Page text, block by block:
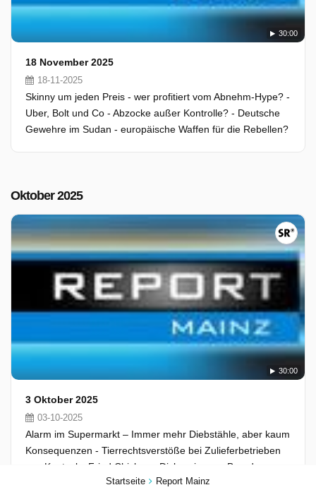
Startseite Report Mainz
30:00
18 November 2025
18-11-2025
Skinny um jeden Preis - wer profitiert vom Abnehm-Hype? -
Uber, Bolt und Co - Abzocke außer Kontrolle? - Deutsche
Gewehre im Sudan - europäische Waffen für die Rebellen?
Oktober 2025
30:00
3 Oktober 2025
03-10-2025
Alarm im Supermarkt – Immer mehr Diebstähle, aber kaum
Konsequenzen - Tierrechtsverstöße bei Zulieferbetrieben
von Kentucky Fried Chicken - Diskussion um Brandmauer -
Wie nah sind sich Union und AfD in den Kommunen?